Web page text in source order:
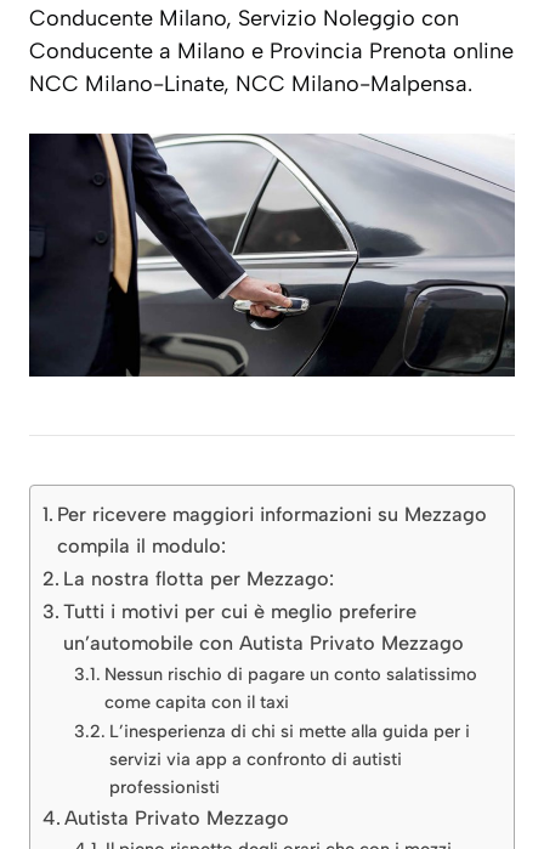
Conducente Milano, Servizio Noleggio con
Conducente a Milano e Provincia Prenota online
NCC Milano-Linate, NCC Milano-Malpensa.
Per ricevere maggiori informazioni su Mezzago
compila il modulo:
La nostra flotta per Mezzago:
Tutti i motivi per cui è meglio preferire
un’automobile con Autista Privato Mezzago
Nessun rischio di pagare un conto salatissimo
come capita con il taxi
L’inesperienza di chi si mette alla guida per i
servizi via app a confronto di autisti
professionisti
Autista Privato Mezzago